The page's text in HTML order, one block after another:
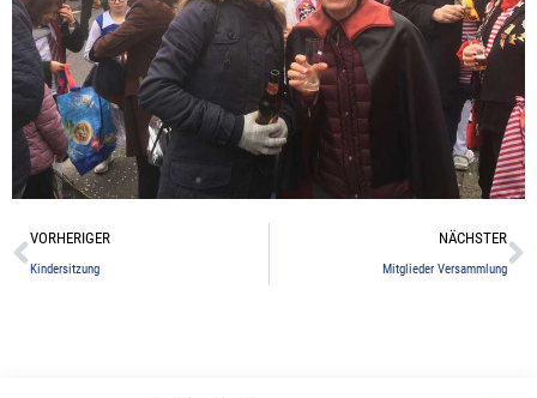
Zurück
VORHERIGER
Kindersitzung
NÄCHSTER
Mitglieder Versammlung